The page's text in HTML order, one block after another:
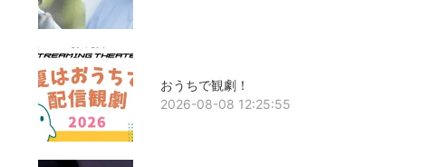
おうちで観劇！
2026-08-08 12:25:55